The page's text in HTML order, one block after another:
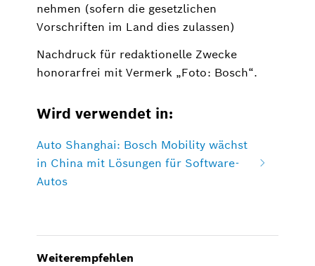
nehmen (sofern die gesetzlichen
Vorschriften im Land dies zulassen)
Nachdruck für redaktionelle Zwecke
honorarfrei mit Vermerk „Foto: Bosch“.
Wird verwendet in:
Auto Shanghai: Bosch Mobility wächst
in China mit Lösungen für Software-
Autos
Weiterempfehlen